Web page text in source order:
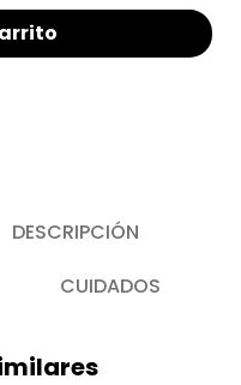
DESCRIPCIÓN
CUIDADOS